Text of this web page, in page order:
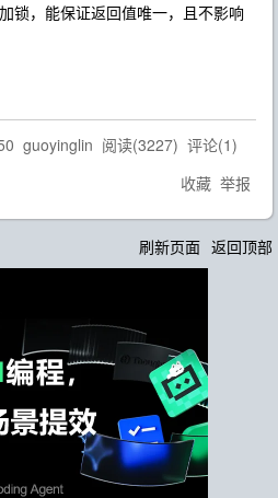
锁，能保证返回值唯一，且不影响
guoyinglin 阅读(3227) 评论(1)
收藏 举报
刷新页面 返回顶部